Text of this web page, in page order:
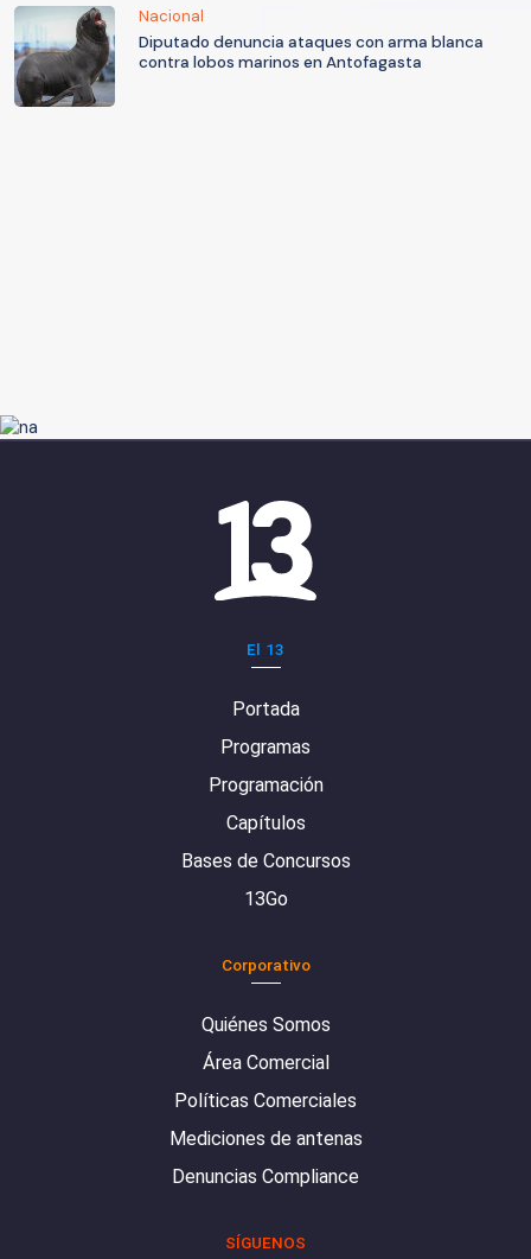
Nacional
Diputado denuncia ataques con arma blanca
contra lobos marinos en Antofagasta
El 13
Portada
Programas
Programación
Capítulos
Bases de Concursos
13Go
Corporativo
Quiénes Somos
Área Comercial
Políticas Comerciales
Mediciones de antenas
Denuncias Compliance
SÍGUENOS